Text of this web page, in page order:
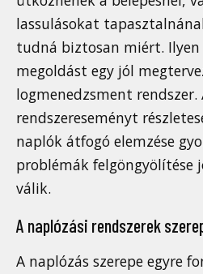
lassulásokat
tudná biztosan miért.
megoldást egy jól
logmenedzsment
rendszereseményt
naplók átfogó elemzése
problémák felgöngyölítése
válik.
A naplózási rendszerek
A naplózás szerepe egyre